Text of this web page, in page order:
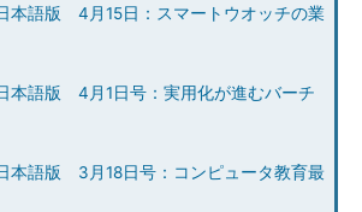
本語版 4月15日：スマートウオッチの業
本語版 4月1日号：実用化が進むバーチ
本語版 3月18日号：コンピュータ教育最